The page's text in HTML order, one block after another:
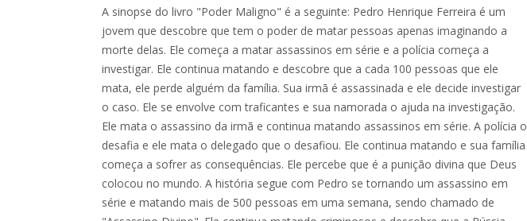
A sinopse do livro "Poder Maligno" é a seguinte: Pedro Henrique Ferreira é um
jovem que descobre que tem o poder de matar pessoas apenas imaginando a
morte delas. Ele começa a matar assassinos em série e a polícia começa a
investigar. Ele continua matando e descobre que a cada 100 pessoas que ele
mata, ele perde alguém da família. Sua irmã é assassinada e ele decide investigar
o caso. Ele se envolve com traficantes e sua namorada o ajuda na investigação.
Ele mata o assassino da irmã e continua matando assassinos em série. A polícia o
desafia e ele mata o delegado que o desafiou. Ele continua matando e sua família
começa a sofrer as consequências. Ele percebe que é a punição divina que Deus
colocou no mundo. A história segue com Pedro se tornando um assassino em
série e matando mais de 500 pessoas em uma semana, sendo chamado de